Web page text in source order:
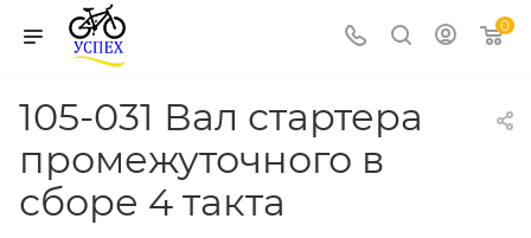
0
105-031 Вал стартера
промежуточного в
сборе 4 такта